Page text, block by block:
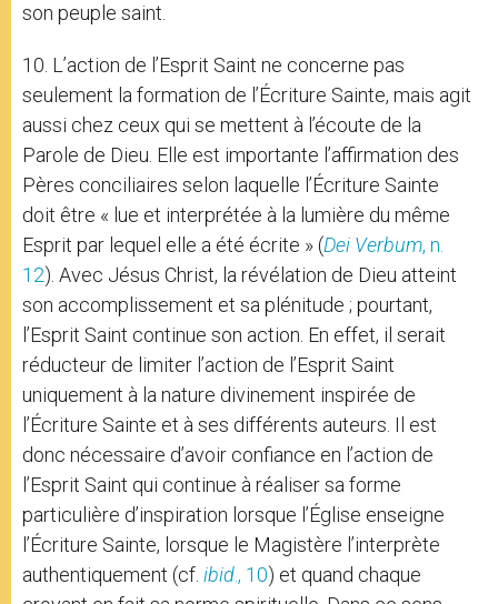
son peuple saint.
10. L’action de l’Esprit Saint ne concerne pas
seulement la formation de l’Écriture Sainte, mais agit
aussi chez ceux qui se mettent à l’écoute de la
Parole de Dieu. Elle est importante l’affirmation des
Pères conciliaires selon laquelle l’Écriture Sainte
doit être « lue et interprétée à la lumière du même
Esprit par lequel elle a été écrite » (Dei Verbum, n.
12). Avec Jésus Christ, la révélation de Dieu atteint
son accomplissement et sa plénitude ; pourtant,
l’Esprit Saint continue son action. En effet, il serait
réducteur de limiter l’action de l’Esprit Saint
uniquement à la nature divinement inspirée de
l’Écriture Sainte et à ses différents auteurs. Il est
donc nécessaire d’avoir confiance en l’action de
l’Esprit Saint qui continue à réaliser sa forme
particulière d’inspiration lorsque l’Église enseigne
l’Écriture Sainte, lorsque le Magistère l’interprète
authentiquement (cf. ibid., 10) et quand chaque